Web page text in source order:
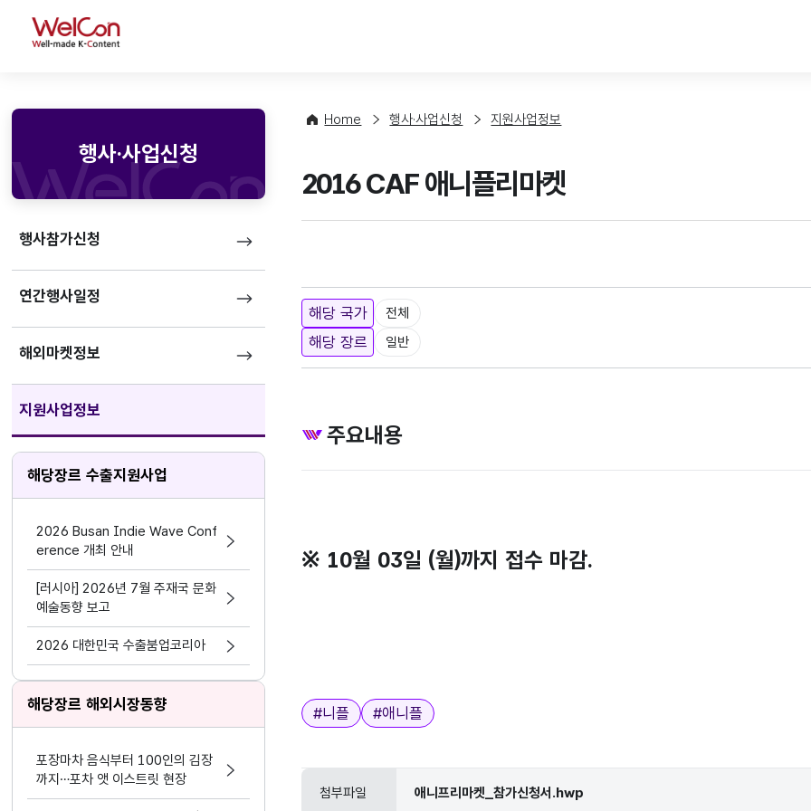
WelCon
행사·사업신청
행사참가신청
연간행사일정
해외마켓정보
지원사업정보
해당장르 수출지원사업
2026 Busan Indie Wave Conf
erence 개최 안내
[러시아] 2026년 7월 주재국 문화
예술동향 보고
2026 대한민국 수출붐업코리아
해당장르 해외시장동향
포장마차 음식부터 100인의 김장
까지…포차 앳 이스트릿 현장
Home 행사·사업신청 지원사업정보
2016 CAF 애니플리마켓
해당 국가 전체
해당 장르 일반
주요내용
※ 10월 03일 (월)까지 접수 마감.
태그
#니플 #애니플
첨부파일 애니프리마켓_참가신청서.hwp